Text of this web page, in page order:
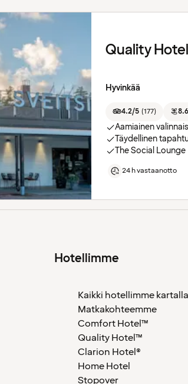
Quality
Hyvinkää
4.2/5 (177)
Aamiainen
Täydellinen
The Social Lounge
24 h vastaanotto
Hotellimme
Kaikki hotellimme kartalla
Matkakohteemme
Comfort Hotel™
Quality Hotel™
Clarion Hotel®
Home Hotel
Stopover